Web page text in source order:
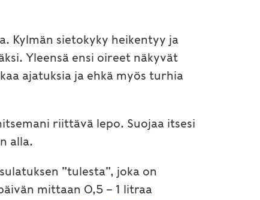
Kylmän sietokyky heikentyy ja
Yleensä ensi oireet näkyvät
ajatuksia ja ehkä myös turhia
riittävä lepo. Suojaa itsesi
alla.
”tulesta”, joka on
mittaan 0,5 – 1 litraa